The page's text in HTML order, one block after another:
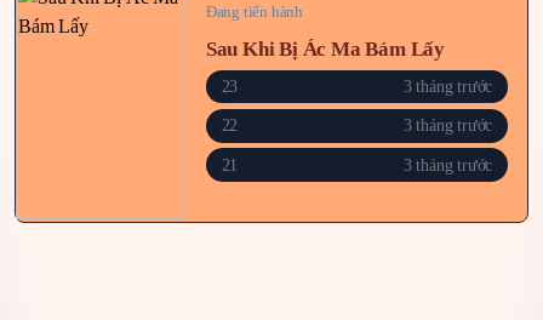
Đang tiến hành
Sau Khi Bị Ác Ma Bám Lấy
23 3 tháng trước
22 3 tháng trước
21 3 tháng trước